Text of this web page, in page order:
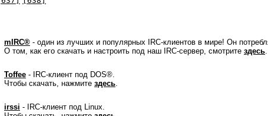
mIRC® - один из лучших и популярных IRC-клиентов в мире! Он
О том, как его скачать и настроить под наш IRC-сервер, смотрите здесь.
Toffee - IRC-клиент под DOS®.
Чтобы скачать, нажмите здесь.
irssi - IRC-клиент под Linux.